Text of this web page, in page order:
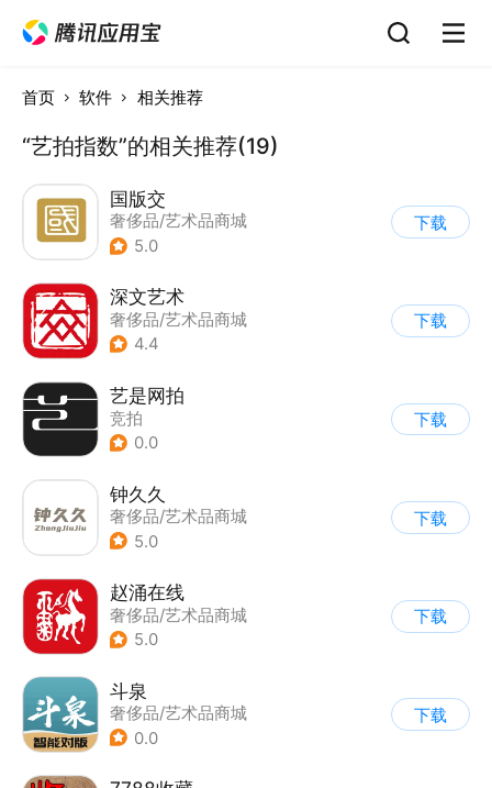
首页 软件 相关推荐
“艺拍指数”的相关推荐(19)
国版交
奢侈品/艺术品商城
5.0
下载
深文艺术
奢侈品/艺术品商城
4.4
下载
艺是网拍
竞拍
0.0
下载
钟久久
奢侈品/艺术品商城
5.0
下载
赵涌在线
奢侈品/艺术品商城
5.0
下载
斗泉
奢侈品/艺术品商城
0.0
下载